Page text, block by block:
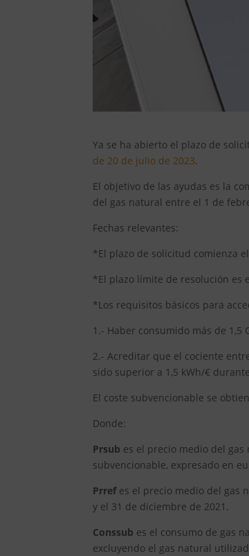
Ya se ha abierto el plazo de
de 20 de julio de 2023.
El objetivo de las ayudas es la
del gas natural entre el 1 de
Fechas relevantes:
*El plazo de solicitud comienza
*El plazo límite de resolución es
*Los requisitos básicos para
1.- Haber consumido más de 1,5
2.- Acreditar que el cociente
sido superior a 1,5 kWh/€
El coste subvencionable se
Donde:
Prsub es el precio medio del
subvencionable, expresado en
Prrefes el precio medio del gas
y el 31 de diciembre de 2021.
Conssub es el consumo de gas
excluyendo el gas natural